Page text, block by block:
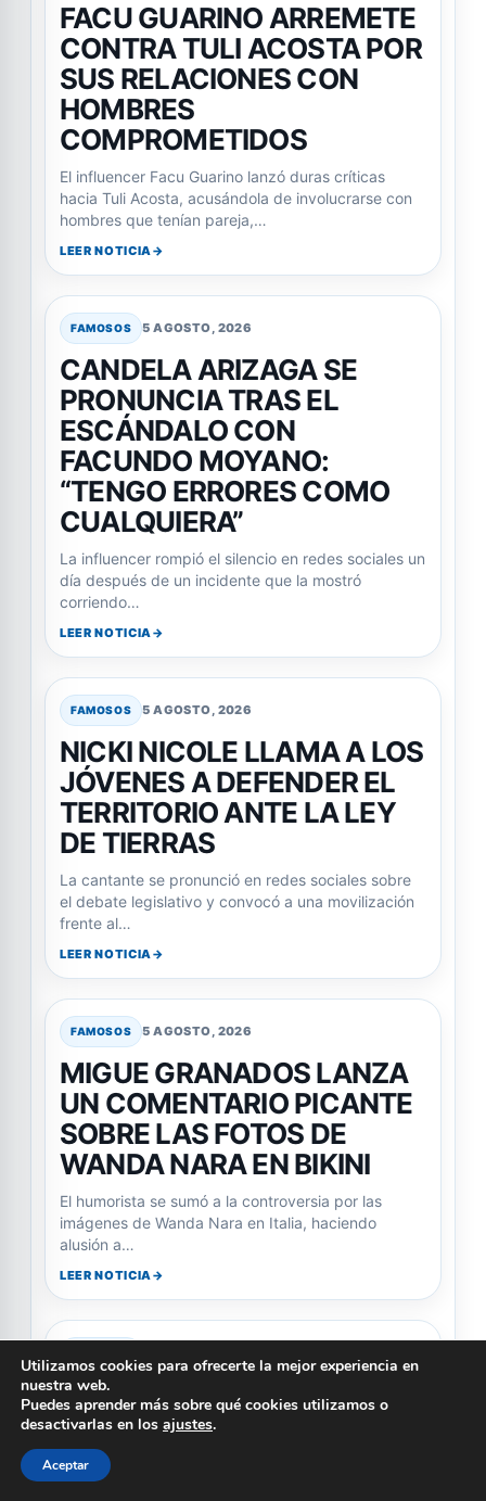
FACU GUARINO ARREMETE
CONTRA TULI ACOSTA POR
SUS RELACIONES CON
HOMBRES
COMPROMETIDOS
El influencer Facu Guarino lanzó duras críticas
hacia Tuli Acosta, acusándola de involucrarse con
hombres que tenían pareja,…
LEER NOTICIA
FAMOSOS 5 AGOSTO, 2026
CANDELA ARIZAGA SE
PRONUNCIA TRAS EL
ESCÁNDALO CON
FACUNDO MOYANO:
“TENGO ERRORES COMO
CUALQUIERA”
La influencer rompió el silencio en redes sociales un
día después de un incidente que la mostró
corriendo…
LEER NOTICIA
FAMOSOS 5 AGOSTO, 2026
NICKI NICOLE LLAMA A LOS
JÓVENES A DEFENDER EL
TERRITORIO ANTE LA LEY
DE TIERRAS
La cantante se pronunció en redes sociales sobre
el debate legislativo y convocó a una movilización
frente al…
LEER NOTICIA
FAMOSOS 5 AGOSTO, 2026
MIGUE GRANADOS LANZA
UN COMENTARIO PICANTE
SOBRE LAS FOTOS DE
WANDA NARA EN BIKINI
El humorista se sumó a la controversia por las
imágenes de Wanda Nara en Italia, haciendo
alusión a…
LEER NOTICIA
ASESINAN AL TIKTOKER
CÉSAR GASTÉLUM
DURANTE UNA
TRANSMISIÓN EN VIVO EN
Utilizamos cookies para ofrecerte la mejor experiencia en
nuestra web.
Puedes aprender más sobre qué cookies utilizamos o
desactivarlas en los ajustes.
Aceptar